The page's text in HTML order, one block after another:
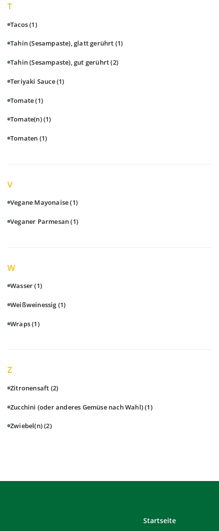
T
Tacos(1)
Tahin (Sesampaste), glatt gerührt (1)
Tahin (Sesampaste), gut gerührt(2)
Teriyaki Sauce(1)
Tomate(1)
Tomate(n)(1)
Tomaten (1)
V
Vegane Mayonaise(1)
Veganer Parmesan(1)
W
Wasser(1)
Weißweinessig (1)
Wraps(1)
Z
Zitronensaft (2)
Zucchini (oder anderes Gemüse nach Wahl)(1)
Zwiebel(n)(2)
Startseite